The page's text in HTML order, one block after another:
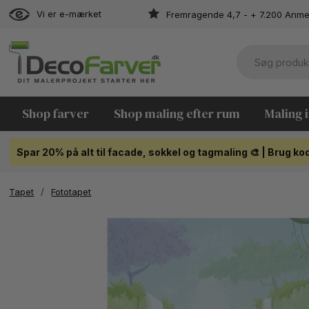
Vi er e-mærket Fremragende 4,7 - + 7.200
Shop farver Shop maling efter rum Maling
Spar 20% på alt til facade, sokkel og tagmaling 🎨 | Brug
Tapet / Fototapet